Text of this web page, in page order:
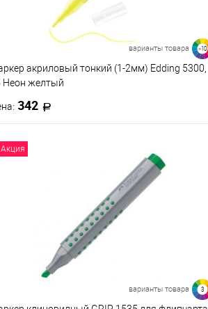
варианты товара >10
акриловый тонкий (1-2мм) Edding 5300,
Неон желтый
342
К сравнению
В наличии
917
906
Акция
варианты товара 3